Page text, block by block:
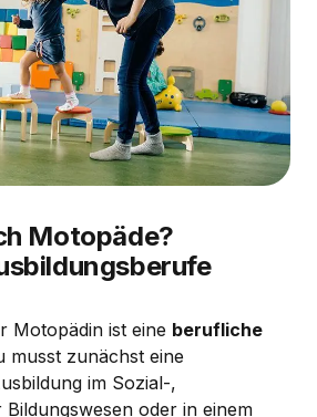
Motopäde?
Motopädin ist eine berufliche
musst zunächst eine
im Sozial-,
oder in einem